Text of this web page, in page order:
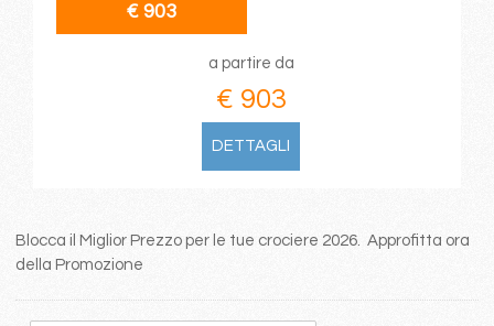
€ 903
a partire da
€ 903
DETTAGLI
Blocca il Miglior Prezzo per le tue crociere 2026. Approfitta ora
della Promozione